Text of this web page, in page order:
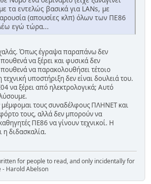
τα εντελώς βασικά για LANs, με
(απουσίες κλπ) όλων των ΠΕ86
εγώ τώρα...
Όπως έγραψα παραπάνω δεν
να ξέρει και φυσικά δεν
να παρακολουθήσει τέτοιο
υποστήριξη δεν είναι δουλειά του.
να ξέρει από ηλεκτρολογικά; Αυτό
μέμφομαι τους συναδέλφους ΠΛΗΝΕΤ και
τους, αλλά δεν μπορούν να
ΠΕ86 να γίνουν τεχνικοί. Η
η διδασκαλία.
for people to read, and only incidentally for
- Harold Abelson